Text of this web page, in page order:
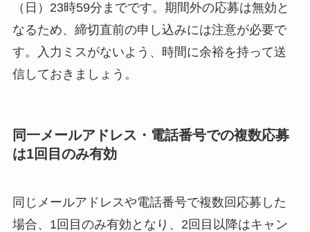
（日）23時59分までです。期間外の応募は無効と
なるため、締切直前の申し込みには注意が必要で
す。入力ミスがないよう、時間に余裕を持って送
信しておきましょう。
同一メールアドレス・電話番号での複数応募
は1回目のみ有効
同じメールアドレスや電話番号で複数回応募した
場合、1回目のみ有効となり、2回目以降はキャン